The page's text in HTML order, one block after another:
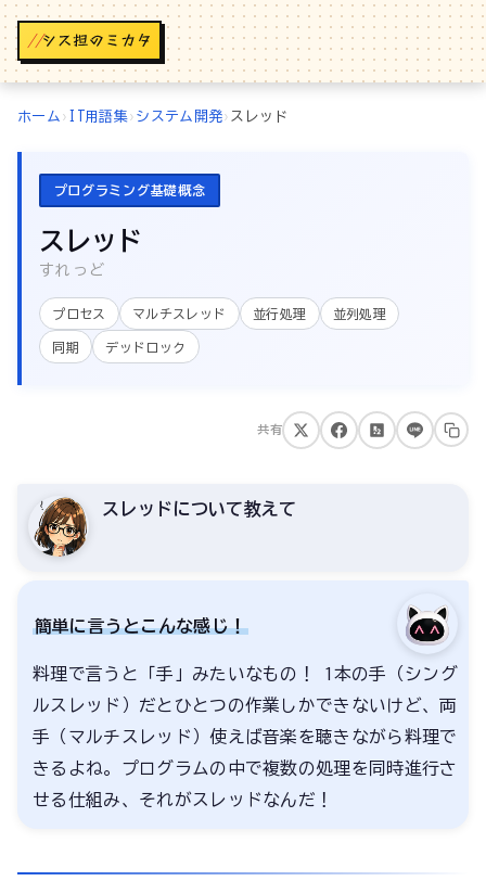
//
ホーム › IT用語集› システム開発› スレッド
プログラミング基礎概念
スレッド
すれっど
プロセス マルチスレッド 並行処理 並列処理
同期 デッドロック
共有
スレッドについて教えて
簡単に言うとこんな感じ！
料理で言うと「手」みたいなもの！ 1本の手（シング
ルスレッド）だとひとつの作業しかできないけど、両
手（マルチスレッド）使えば音楽を聴きながら料理で
きるよね。プログラムの中で複数の処理を同時進行さ
せる仕組み、それがスレッドなんだ！